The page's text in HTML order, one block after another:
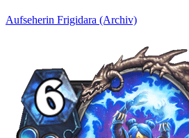
Aufseherin Frigidara (Archiv)